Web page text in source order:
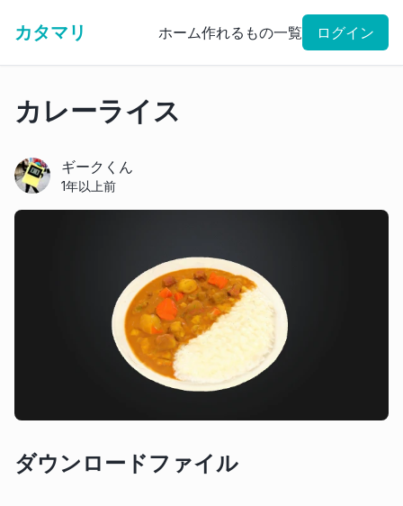
カタマリ ホーム作れるもの一覧 ログイン
カレーライス
ギークくん
1年以上前
ダウンロードファイル